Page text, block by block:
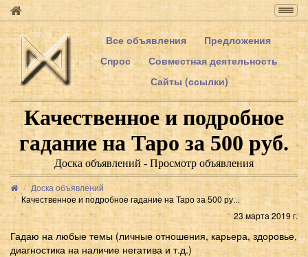
Все объявления
Предложения
Спрос
Совместная деятельность
Сайты (ссылки)
Качественное и подробное
гадание на Таро за 500 руб.
Доска объявлений - Просмотр объявления
Доска объявлений
Качественное и подробное гадание на Таро за 500 ру...
23 марта 2019 г.
Гадаю на любые темы (личные отношения, карьера, здоровье,
диагностика на наличие негатива и т.д.)